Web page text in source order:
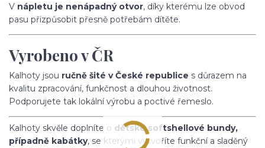
V nápletu je nenápadný otvor, díky kterému lze obvod
pasu přizpůsobit přesně potřebám dítěte.
Vyrobeno v ČR
Kalhoty jsou ručně šité v České republice s důrazem na
kvalitu zpracování, funkčnost a dlouhou životnost.
Podporujete tak lokální výrobu a poctivé řemeslo.
Kalhoty skvěle doplníte o dětské softshellové bundy,
případně kabátky, se kterými vytvoříte funkční a sladěný